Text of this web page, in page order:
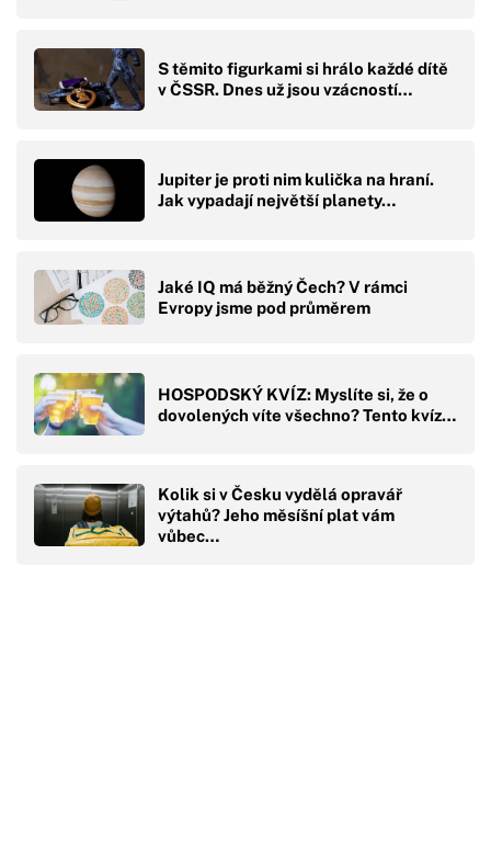
S těmito figurkami si hrálo každé dítě
v ČSSR. Dnes už jsou vzácností…
Jupiter je proti nim kulička na hraní.
Jak vypadají největší planety…
Jaké IQ má běžný Čech? V rámci
Evropy jsme pod průměrem
HOSPODSKÝ KVÍZ: Myslíte si, že o
dovolených víte všechno? Tento kvíz…
Kolik si v Česku vydělá opravář
výtahů? Jeho měsíšní plat vám
vůbec…